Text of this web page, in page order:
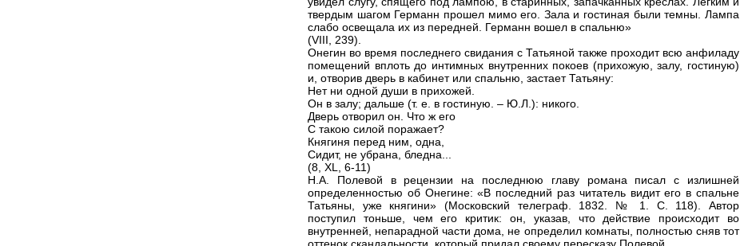
твердым шагом Германн прошел мимо его. Зала и гостиная были темны. Лампа
слабо освещала их из передней. Германн вошел в спальню»
(VIII, 239).
Онегин во время последнего свидания с Татьяной также проходит всю анфиладу
помещений вплоть до интимных внутренних покоев (прихожую, залу, гостиную)
и, отворив дверь в кабинет или спальню, застает Татьяну:
Нет ни одной души в прихожей.
Он в залу; дальше (т. е. в гостиную. – Ю.Л.): никого.
Дверь отворил он. Что ж его
С такою силой поражает?
Княгиня перед ним, одна,
Сидит, не убрана, бледна...
(8, XL, 6-11)
Н.А. Полевой в рецензии на последнюю главу романа писал с излишней
определенностью об Онегине: «В последний раз читатель видит его в спальне
Татьяны, уже княгини» (Московский телеграф. 1832. № 1. С. 118). Автор
поступил тоньше, чем его критик: он, указав, что действие происходит во
внутренней, непарадной части дома, не определил комнаты, полностью сняв тот